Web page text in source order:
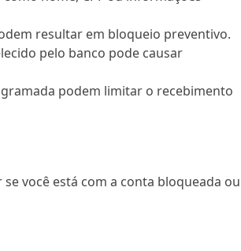
resultar em bloqueio preventivo.
pelo banco pode causar
podem limitar o recebimento
você está com a conta bloqueada ou